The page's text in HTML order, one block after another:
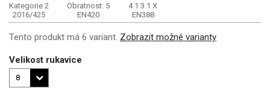
Kategorie 2
2016/425
Obratnost: 5
EN420
4 1 3 1 X
EN388
Tento produkt má 6 variant. Zobrazit možné varianty
Velikost rukavice